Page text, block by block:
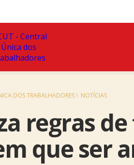
DOS TRABALHADORES NOTÍCIAS
regras
que ser